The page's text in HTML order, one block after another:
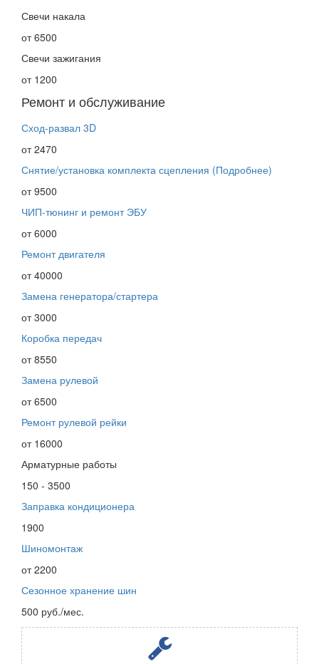
Свечи накала
от 6500
Свечи зажигания
от 1200
Ремонт и обслуживание
Сход-развал 3D
от 2470
Снятие/установка комплекта сцепления (Подробнее)
от 9500
ЧИП-тюнинг и ремонт ЭБУ
от 6000
Ремонт двигателя
от 40000
Замена генератора/стартера
от 3000
Коробка передач
от 8550
Замена рулевой
от 6500
Ремонт рулевой рейки
от 16000
Арматурные работы
150 - 3500
Заправка кондиционера
1900
Шиномонтаж
от 2200
Сезонное хранение шин
500 руб./мес.